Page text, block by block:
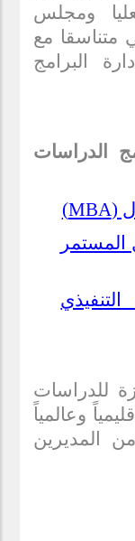
ومجلس
متناسقا مع
البرامج
الدراسات
(
MBA
)
المستمر
للدراسات
وعالمياً
المديرين